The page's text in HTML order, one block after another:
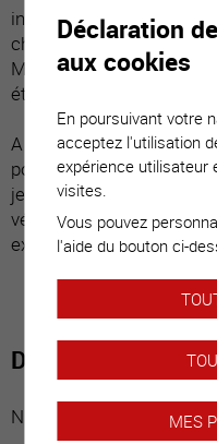
invitant à la détente et
chambres disposent
Minutieusement
état !
A l’extérieur, un
potentiel
jeux etc.) Il y a
véhicules, dont un dans
exigences et est parfait
Distribution du
Niveau inférieur :
Déclaration
aux cookies
En poursuivant votre
acceptez l'utilisation
expérience
visites.
Vous pouvez
l'aide du bouton ci-
MES